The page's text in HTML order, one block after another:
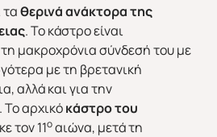
ταθερινά ανάκτορα της
. Το κάστρο είναι
μακροχρόνια σύνδεσή του με
με τη βρετανική
αλλά και για την
Το αρχικόκάστρο του
τον 11οαιώνα, μετά τη